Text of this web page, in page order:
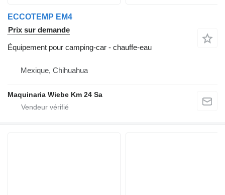
ECCOTEMP EM4
Prix sur demande
Équipement pour camping-car - chauffe-eau
Mexique, Chihuahua
Maquinaria Wiebe Km 24 Sa